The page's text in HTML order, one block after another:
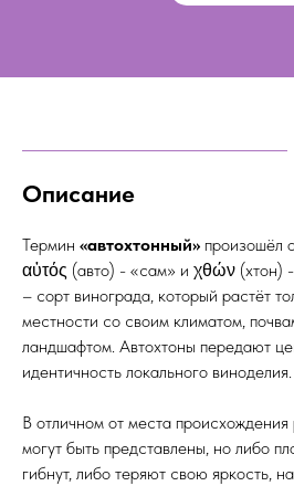
Описание
Термин «автохтонный» произошёл
αὐτός (авто) - «сам» и χθών (хтон)
– сорт винограда, который растёт
местности со своим климатом,
ландшафтом. Автохтоны передают
идентичность локального виноделия.
В отличном от места происхождения
могут быть представлены, но либо
гибнут, либо теряют свою яркость,